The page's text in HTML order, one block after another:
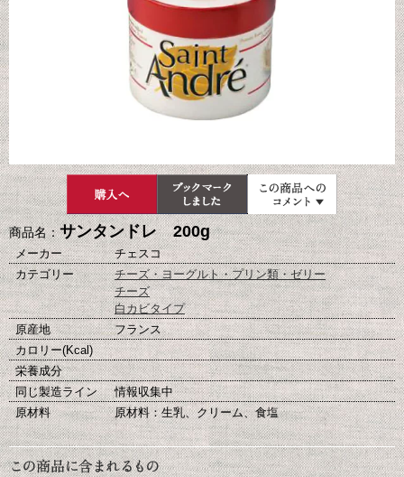
商品名：サンタンドレ 200g
メーカー
チェスコ
カテゴリー
チーズ・ヨーグルト・プリン類・ゼリー
チーズ
白カビタイプ
原産地
フランス
カロリー(Kcal)
栄養成分
同じ製造ライン
情報収集中
原材料
原材料：生乳、クリーム、食塩